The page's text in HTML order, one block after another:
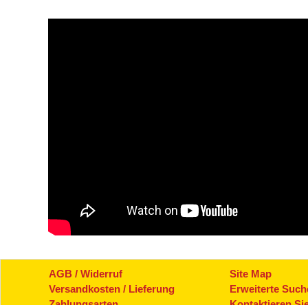
AGB / Widerruf
Versandkosten / Lieferung
Site Map
Erweiterte